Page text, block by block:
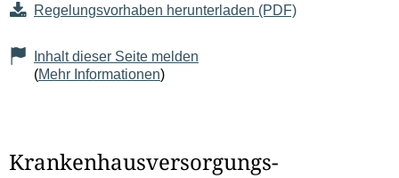
Regelungsvorhaben herunterladen (PDF)
Inhalt dieser Seite melden
(Mehr Informationen)
Krankenhausversorgungs-